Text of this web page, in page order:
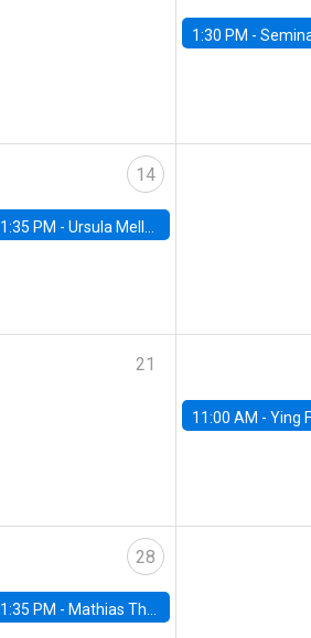
1:30 PM -Seminario: “Recuperando la humanidad para
14
1:35 PM -Ursula Mello, Insper - Institute of Education and Research
21
11:00 AM -Ying Fan,
28
1:35 PM - Mathias Thoenig, University of Lausanne